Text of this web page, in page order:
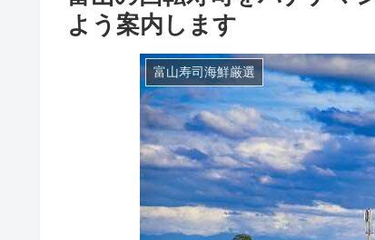
よう案内します
富山寿司海鮮厳選